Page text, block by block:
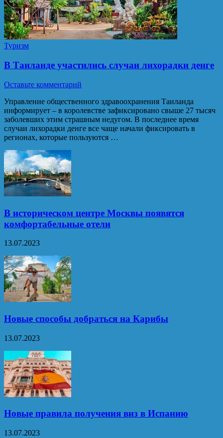
Туризм
В Таиланде участились случаи лихорадки денге
Оставьте комментарий
Управление общественного здравоохранения Таиланда
информирует – в королевстве зафиксировано свыше 27 тысяч
заболевших этим страшным недугом. В последнее время
случаи лихорадки денге все чаще начали фиксировать в
регионах, которые пользуются …
В историческом центре Москвы появятся
комфортабельные отели
13.07.2023
Новые способы добраться на Карибы
13.07.2023
Новые правила получения виз в Испанию
13.07.2023